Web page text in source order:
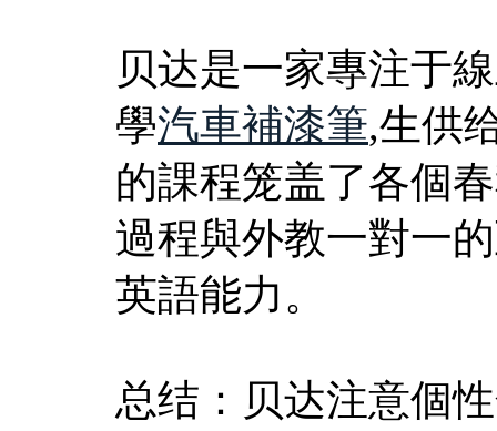
贝达是一家專注于
學汽車補漆筆,生供
的課程笼盖了各個
過程與外教一對一
英語能力。
总结：贝达注意個